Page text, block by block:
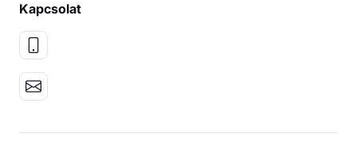
Kapcsolat